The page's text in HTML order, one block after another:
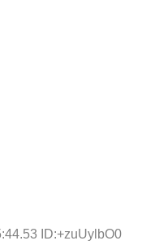
ID:+zuUylbO0